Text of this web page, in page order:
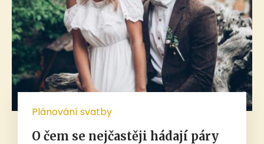
Plánování svatby
O čem se nejčastěji hádají páry